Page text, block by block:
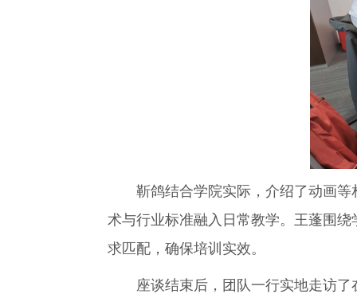
靳鸽结合学院实际，介绍了动画等
术与行业标准融入日常教学。王蓬围
求匹配，确保培训实效。
座谈结束后，团队一行实地走访了